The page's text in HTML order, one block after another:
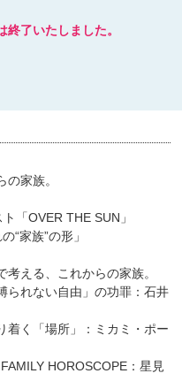
了いたしました。
家族。
「OVER THE SUN」
“家族”の形」
える、これからの家族。
られない自由」の功罪：石井
く「場所」：ミカミ・ポー
HOROSCOPE：星見